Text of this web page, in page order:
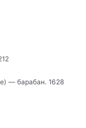
— барабан. 1628